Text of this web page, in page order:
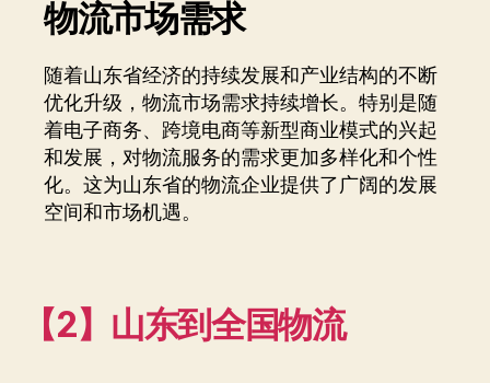
物流市场需求
随着山东省经济的持续发展和产业结构的不断
优化升级，物流市场需求持续增长。特别是随
着电子商务、跨境电商等新型商业模式的兴起
和发展，对物流服务的需求更加多样化和个性
化。这为山东省的物流企业提供了广阔的发展
空间和市场机遇。
【2】山东到全国物流